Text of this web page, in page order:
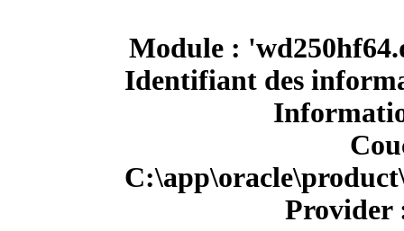
Module :
Identifiant des
Provider